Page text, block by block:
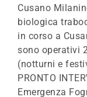
Cusano
biologica
in corso a
sono operativi
(notturni e
PRONTO
Emergenza